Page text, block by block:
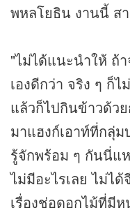
พหลโยธิน งานนี้ ส
"ไม่ได้แนะนำให้ ถ้
เองดีกว่า จริง ๆ ก็
แล้วก็ไปกินข้าวด้ว
มาแฮงก์เอาท์ที่กลุ่
รู้จักพร้อม ๆ กันนี่แ
ไม่มีอะไรเลย ไม่ไ
เรื่องช่อดอกไม้ที่มี